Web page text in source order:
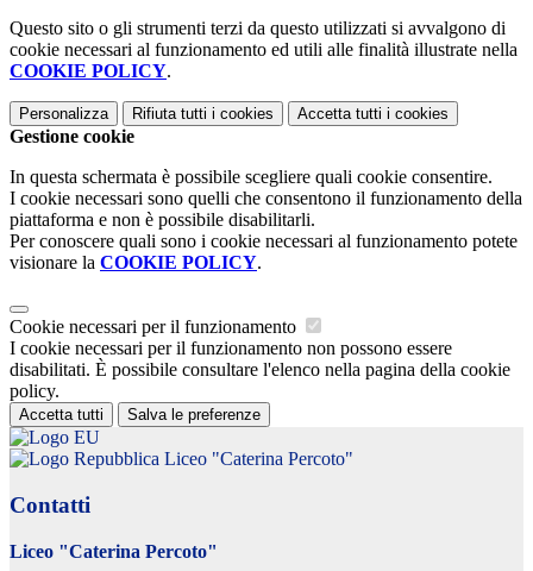
Questo sito o gli strumenti terzi da questo utilizzati si avvalgono di
cookie necessari al funzionamento ed utili alle finalità illustrate nella
COOKIE POLICY.
Personalizza Rifiuta tutti i cookies Accetta tutti i cookies
Gestione cookie
In questa schermata è possibile scegliere quali cookie consentire.
I cookie necessari sono quelli che consentono il funzionamento della
piattaforma e non è possibile disabilitarli.
Per conoscere quali sono i cookie necessari al funzionamento potete
visionare la COOKIE POLICY.
Cookie necessari per il funzionamento
I cookie necessari per il funzionamento non possono essere
disabilitati. È possibile consultare l'elenco nella pagina della cookie
policy.
Accetta tutti Salva le preferenze
Liceo "Caterina Percoto"
Contatti
Liceo "Caterina Percoto"